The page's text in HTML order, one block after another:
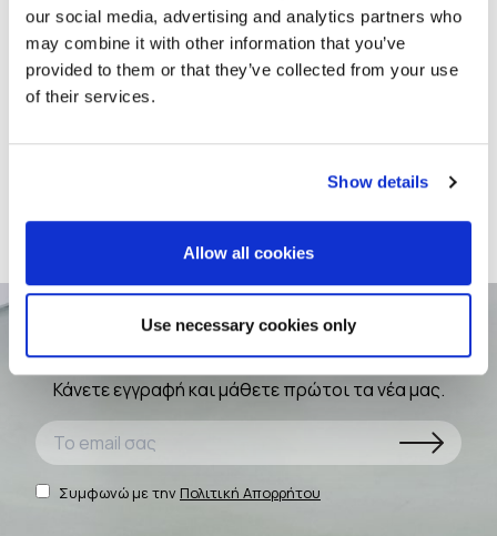
our social media, advertising and analytics partners who
may combine it with other information that you’ve
provided to them or that they’ve collected from your use
of their services.
Show details
Allow all cookies
Use necessary cookies only
Newsletter
Κάνετε εγγραφή και μάθετε πρώτοι τα νέα μας.
Συμφωνώ με την Πολιτική Απορρήτου